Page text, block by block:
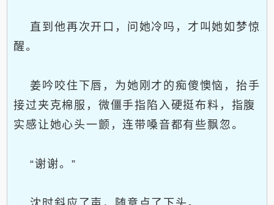
直到他再次开口，问她冷吗，才叫她如梦惊
醒。
姜吟咬住下唇，为她刚才的痴傻懊恼，抬手
接过夹克棉服，微僵手指陷入硬挺布料，指腹
实感让她心头一颤，连带嗓音都有些飘忽。
“谢谢。”